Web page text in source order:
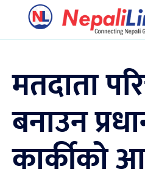
मतदाता
बनाउन
कार्कीको